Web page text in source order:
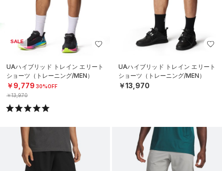
SALE
UAハイブリッド トレイン エリート
ショーツ（トレーニング/MEN）
￥9,779 30%OFF
￥13,970
UAハイブリッド トレイン エリート
ショーツ（トレーニング/MEN）
￥13,970